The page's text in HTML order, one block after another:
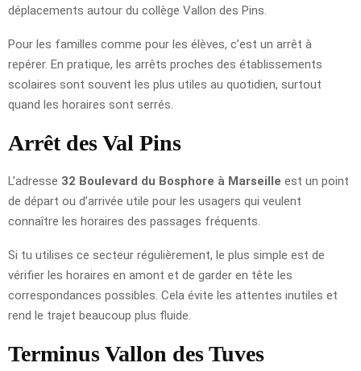
déplacements autour du collège Vallon des Pins.
Pour les familles comme pour les élèves, c’est un arrêt à
repérer. En pratique, les arrêts proches des établissements
scolaires sont souvent les plus utiles au quotidien, surtout
quand les horaires sont serrés.
Arrêt des Val Pins
L’adresse 32 Boulevard du Bosphore à Marseille est un point
de départ ou d’arrivée utile pour les usagers qui veulent
connaître les horaires des passages fréquents.
Si tu utilises ce secteur régulièrement, le plus simple est de
vérifier les horaires en amont et de garder en tête les
correspondances possibles. Cela évite les attentes inutiles et
rend le trajet beaucoup plus fluide.
Terminus Vallon des Tuves